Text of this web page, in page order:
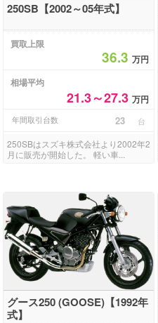
250SB【2002～05年式】
買取上限
36.3万円
相場平均
21.3～27.3万円
年間取引台数 23 台
250SBはスズキ株式会社より2002年2
月に販売が開始した。 軽い車...
グース250 (GOOSE)【1992年
式】